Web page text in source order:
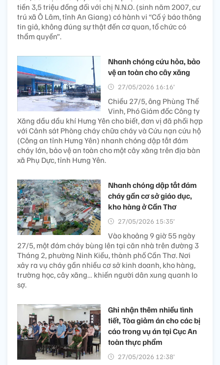
tiền 3,5 triệu đồng đối với chị N.N.O. (sinh năm 2007, cư
trú xã Ô Lâm, tỉnh An Giang) có hành vi “Cố ý báo thông
tin giả, không đúng sự thật đến cơ quan, tổ chức có
thẩm quyền”.
Nhanh chóng cứu hỏa, bảo
vệ an toàn cho cây xăng
27/05/2026 16:16’
Chiều 27/5, ông Phùng Thế
Vinh, Phó Giám đốc Công ty
Xăng dầu dầu khí Hưng Yên cho biết, đơn vị đã phối hợp
với Cảnh sát Phòng cháy chữa cháy và Cứu nạn cứu hộ
(Công an tỉnh Hưng Yên) nhanh chóng dập tắt đám
cháy lớn, bảo vệ an toàn cho một cây xăng trên địa bàn
xã Phụ Dực, tỉnh Hưng Yên.
Nhanh chóng dập tắt đám
cháy gần cơ sở giáo dục,
kho hàng ở Cần Thơ
27/05/2026 15:35’
Vào khoảng 9 giờ 55 ngày
27/5, một đám cháy bùng lên tại căn nhà trên đường 3
Tháng 2, phường Ninh Kiều, thành phố Cần Thơ. Nơi
xảy ra vụ cháy gần nhiều cơ sở kinh doanh, kho hàng,
trường học, cây xăng… khiến người dân xung quanh lo
sợ.
Ghi nhận thêm nhiều tình
tiết, Tòa giảm án cho các bị
cáo trong vụ án tại Cục An
toàn thực phẩm
27/05/2026 12:38’